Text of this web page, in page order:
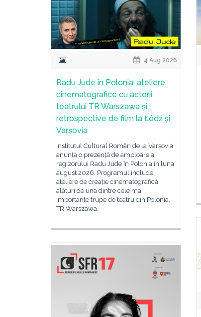
4 Aug 2026
Radu Jude în Polonia: ateliere
cinematografice cu actorii
teatrului TR Warszawa și
retrospective de film la Łódź și
Varșovia
Institutul Cultural Român de la Varșovia
anunță o prezență de amploare a
regizorului Radu Jude în Polonia în luna
august 2026. Programul include
ateliere de creație cinematografică
alături de una dintre cele mai
importante trupe de teatru din Polonia,
TR Warszawa,